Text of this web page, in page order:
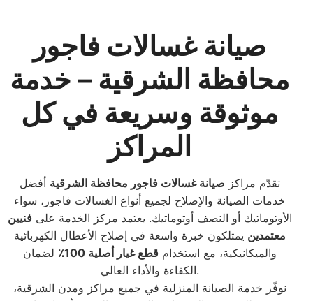
صيانة غسالات فاجور
محافظة الشرقية – خدمة
موثوقة وسريعة في كل
المراكز
تقدّم مراكز صيانة غسالات فاجور محافظة الشرقية أفضل
خدمات الصيانة والإصلاح لجميع أنواع الغسالات فاجور، سواء
الأوتوماتيك أو النصف أوتوماتيك. يعتمد مركز الخدمة علىفنيين
معتمدين يمتلكون خبرة واسعة في إصلاح الأعطال الكهربائية
والميكانيكية، مع استخدامقطع غيار أصلية 100٪
لضمان
الكفاءة والأداء العالي.
نوفّر خدمة الصيانة المنزلية في جميع مراكز ومدن الشرقية،